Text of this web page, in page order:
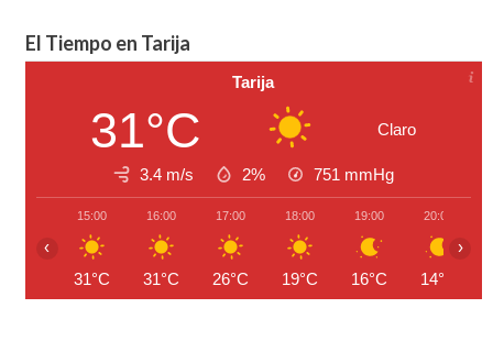
El Tiempo en Tarija
Tarija
31°C Claro
3.4 m/s 2% 751 mmHg
15:00
31°C
16:00
31°C
17:00
26°C
18:00
19°C
19:00
16°C
20:00
14°C
‹ ›